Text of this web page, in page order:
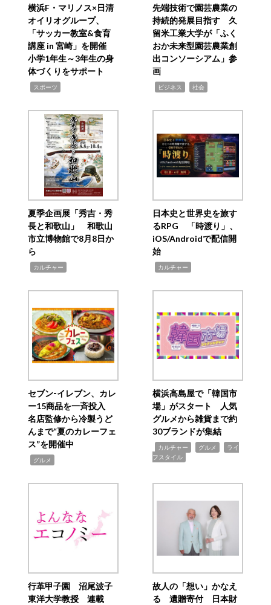
横浜F・マリノス×日清
オイリオグループ、
「サッカー教室&食育
講座 in 宮崎」を開催
小学1年生～3年生の身
体づくりをサポート
スポーツ
先端技術で園芸農業の
持続的発展目指す 久
留米工業大学が「ふく
おか未来型園芸農業創
出コンソーシアム」参
画
ビジネス 社会
夏季企画展「秀吉・秀
長と和歌山」 和歌山
市立博物館で8月8日か
ら
カルチャー
日本史と世界史を旅す
るRPG 「時渡り」、
iOS/Androidで配信開
始
カルチャー
セブン‐イレブン、カレ
ー15商品を一斉投入
名店監修から冷製うど
んまで“夏のカレーフェ
ス”を開催中
グルメ
横浜高島屋で「韓国市
場」がスタート 人気
グルメから雑貨まで約
30ブランドが集結
カルチャー グルメ
ライ
フスタイル
行革甲子園 沼尾波子
東洋大学教授 連載
故人の「想い」かなえ
る 遺贈寄付 日本財